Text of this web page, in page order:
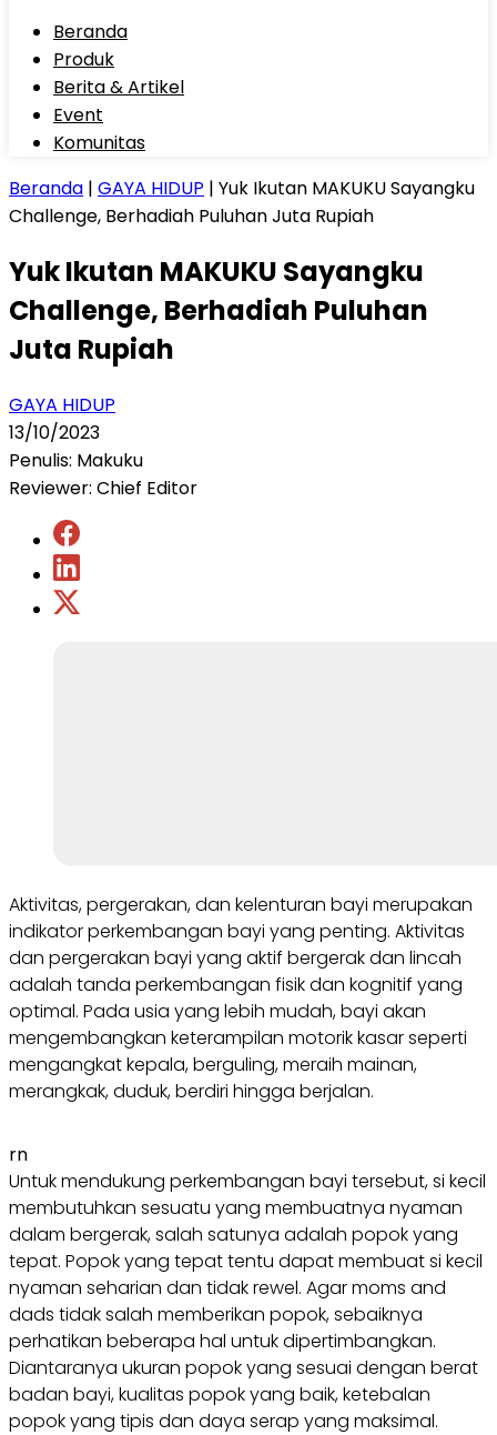
Beranda
Produk
Berita & Artikel
Event
Komunitas
Beranda | GAYA HIDUP | Yuk Ikutan MAKUKU Sayangku
Challenge, Berhadiah Puluhan Juta Rupiah
Yuk Ikutan MAKUKU Sayangku
Challenge, Berhadiah Puluhan
Juta Rupiah
GAYA HIDUP
13/10/2023
Penulis: Makuku
Reviewer: Chief Editor
Aktivitas, pergerakan, dan kelenturan bayi merupakan
indikator perkembangan bayi yang penting. Aktivitas
dan pergerakan bayi yang aktif bergerak dan lincah
adalah tanda perkembangan fisik dan kognitif yang
optimal. Pada usia yang lebih mudah, bayi akan
mengembangkan keterampilan motorik kasar seperti
mengangkat kepala, berguling, meraih mainan,
merangkak, duduk, berdiri hingga berjalan.
rn
Untuk mendukung perkembangan bayi tersebut, si kecil
membutuhkan sesuatu yang membuatnya nyaman
dalam bergerak, salah satunya adalah popok yang
tepat. Popok yang tepat tentu dapat membuat si kecil
nyaman seharian dan tidak rewel. Agar moms and
dads tidak salah memberikan popok, sebaiknya
perhatikan beberapa hal untuk dipertimbangkan.
Diantaranya ukuran popok yang sesuai dengan berat
badan bayi, kualitas popok yang baik, ketebalan
popok yang tipis dan daya serap yang maksimal.